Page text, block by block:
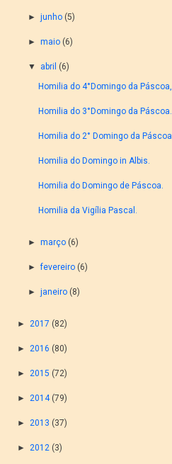
► junho (5)
► maio (6)
▼ abril (6)
Homilia do 4°Domingo da Páscoa,.
Homilia do 3°Domingo da Páscoa.
Homilia do 2° Domingo da Páscoa.
Homilia do Domingo in Albis.
Homilia do Domingo de Páscoa.
Homilia da Vigília Pascal.
► março (6)
►fevereiro (6)
► janeiro (8)
► 2017 (82)
► 2016 (80)
► 2015 (72)
► 2014 (79)
► 2013 (37)
► 2012 (3)